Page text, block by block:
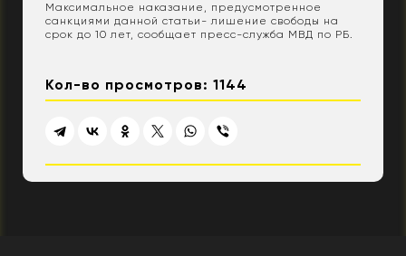
Максимальное наказание, предусмотренное
санкциями данной статьи- лишение свободы на
срок до 10 лет, сообщает пресс-служба МВД по РБ.
Кол-во просмотров: 1144